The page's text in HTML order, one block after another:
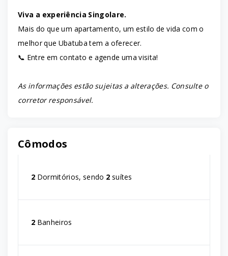
Viva a experiência Singolare.
Mais do que um apartamento, um estilo de vida com o
melhor que Ubatuba tem a oferecer.
📞 Entre em contato e agende uma visita!
As informações estão sujeitas a alterações. Consulte o
corretor responsável.
Cômodos
2 Dormitórios, sendo 2 suítes
2 Banheiros